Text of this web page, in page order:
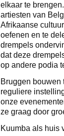
elkaar te
artiesten van
Afrikaanse
oefenen en te
drempels
dat deze
op andere podia
Bruggen bouwen
reguliere
onze
ze graag door
Kuumba als huis